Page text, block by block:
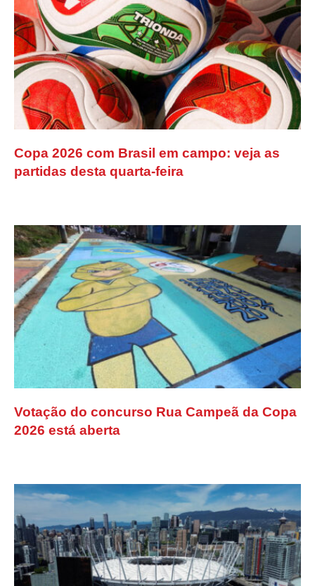
Copa 2026 com Brasil em campo: veja as
partidas desta quarta-feira
Votação do concurso Rua Campeã da Copa
2026 está aberta